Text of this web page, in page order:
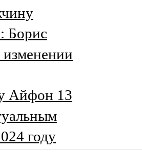
Борис
Айфон 13
году